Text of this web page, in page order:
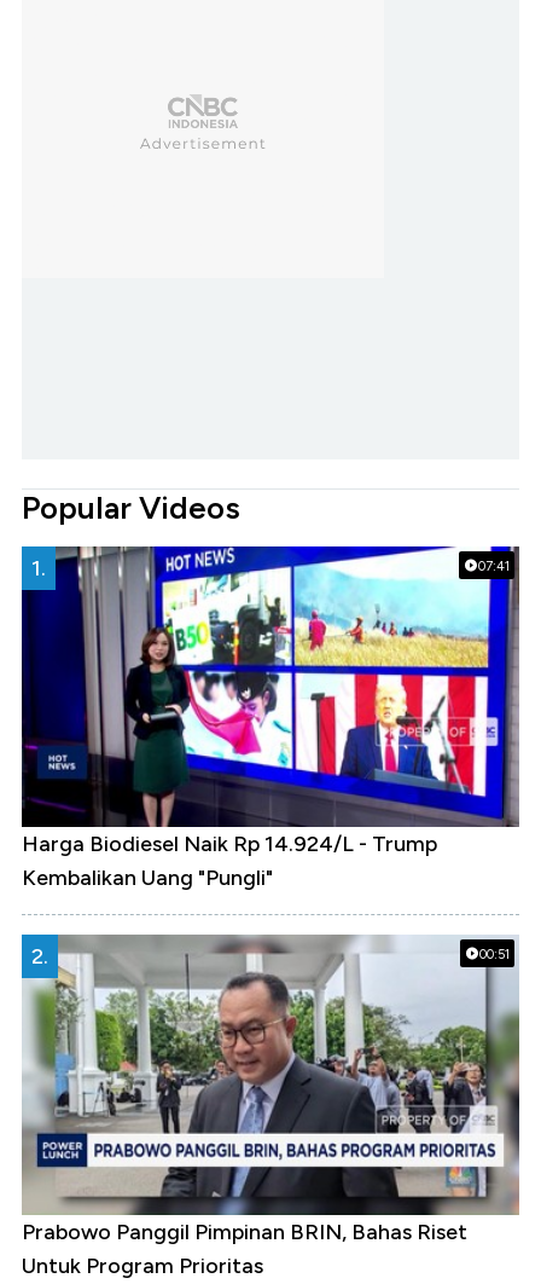
Popular Videos
07:41
1.
Harga Biodiesel Naik Rp 14.924/L - Trump
Kembalikan Uang "Pungli"
00:51
2.
Prabowo Panggil Pimpinan BRIN, Bahas Riset
Untuk Program Prioritas